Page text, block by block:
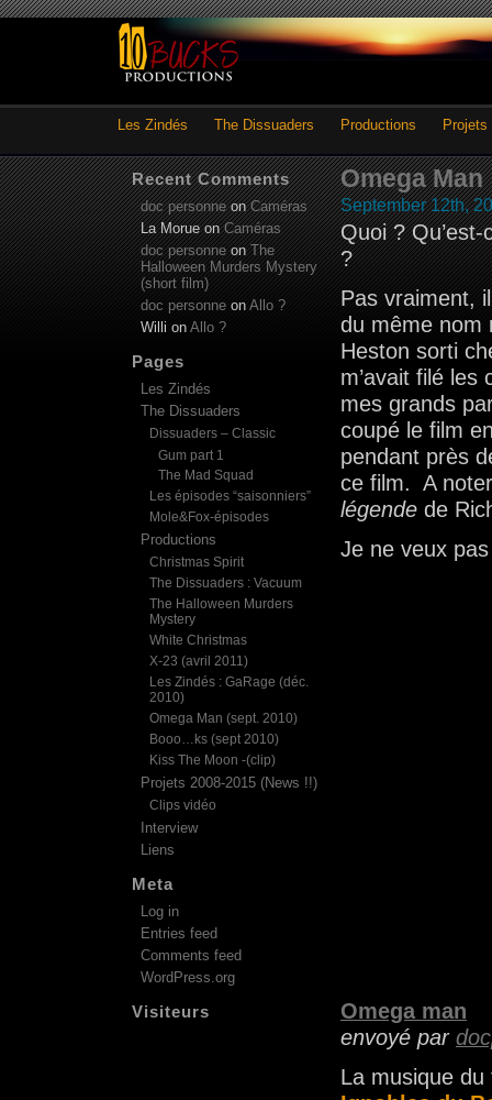
Les Zindés The Dissuaders Productions Projets
Omega Man
September 12th,
Quoi ?
?
Pas vraiment,
du même nom
Heston sorti
m’avait filé les
mes grands
coupé le film
pendant près
ce film. A noter
légende de
Je ne veux
Omega man
envoyé par
La musique
Recent Comments
doc personneonCaméras
La MorueonCaméras
doc personneonThe
Halloween Murders Mystery
(short film)
doc personne on Allo ?
Willi on Allo ?
Pages
Les Zindés
The Dissuaders
Dissuaders – Classic
Gum part 1
The Mad Squad
Les épisodes “saisonniers”
Mole&Fox-épisodes
Productions
Christmas Spirit
The Dissuaders : Vacuum
The Halloween Murders
Mystery
White Christmas
X-23 (avril 2011)
Les Zindés : GaRage (déc.
2010)
Omega Man (sept. 2010)
Booo…ks (sept 2010)
Kiss The Moon -(clip)
Projets 2008-2015 (News !!)
Clips vidéo
Interview
Liens
Meta
Log in
Entries feed
Comments feed
WordPress.org
Visiteurs